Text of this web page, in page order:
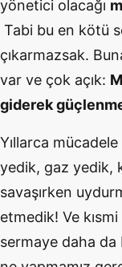
yönetici olacağı
Tabi bu en kötü
çıkarmazsak.
var ve çok açık:
giderek
Yıllarca
yedik, gaz yedik,
savaşırken
etmedik! Ve
sermaye daha